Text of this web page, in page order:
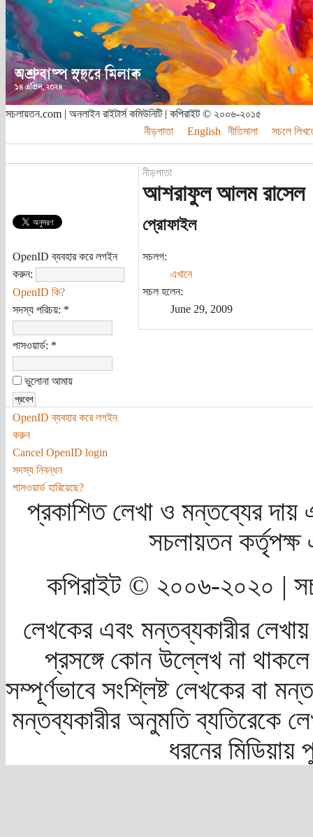
সচলায়তন.com | অনলাইন রাইটার্স কমিউনিটি | কপিরাইট © ২০০৬-২০১৫
নীড়পাতা
English নীতিমালা সচলে
OpenID ব্যবহার করে লগইন
করুন:
OpenID কি?
সদস্য পরিচয়: *
পাসওয়ার্ড: *
ভুলোনা আমায়
OpenID ব্যবহার করে লগইন
করুন
Cancel OpenID login
সদস্য নিবন্ধন
পাসওয়ার্ড হারিয়েছে?
নীড়পাতা
আশরাফুল আলম রাসেল
প্রোফাইল
সচলগ:
এখানে
সচল হলেন:
June 29, 2009
প্রকাশিত লেখা ও মন্তব্যের দায়
সচলায়তন
কপিরাইট © ২০০৬-২০২০ |
লেখকের এবং মন্তব্যকারীর
প্রসঙ্গে কোন উল্লেখ না
সম্পূর্ণভাবে সংশ্লিষ্ট লেখকের বা
মন্তব্যকারীর অনুমতি ব্যতিরেকে
ধরনের মিডিয়ায়